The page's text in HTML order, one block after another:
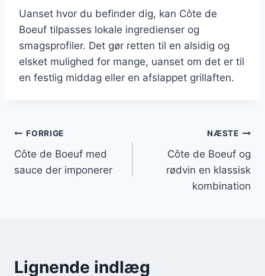
Uanset hvor du befinder dig, kan Côte de
Boeuf tilpasses lokale ingredienser og
smagsprofiler. Det gør retten til en alsidig og
elsket mulighed for mange, uanset om det er til
en festlig middag eller en afslappet grillaften.
Indlægsnavigation
FORRIGE
Côte de Boeuf med
sauce der imponerer
NÆSTE
Côte de Boeuf og
rødvin en klassisk
kombination
Lignende indlæg